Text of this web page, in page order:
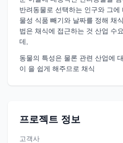
반려동물로 선택하는 인구와 그
물성 식품 빼기와 날짜를 정해 채
법은 채식에 접근하는 것 산업 수
데,
동물의 특성은 물론 관련 산업에
이 을 쉽게 해주므로 채식
프로젝트 정보
고객사